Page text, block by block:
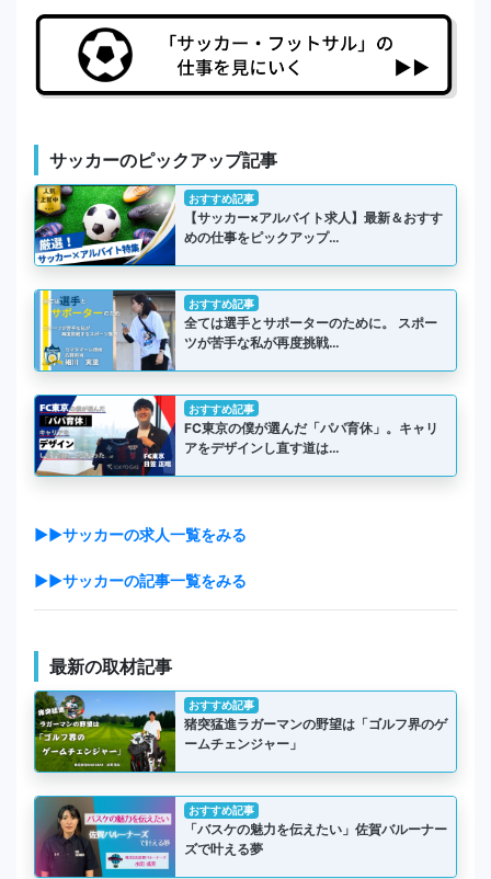
サッカーのピックアップ記事
おすすめ記事
【サッカー×アルバイト求人】最新＆おすす
めの仕事をピックアップ…
おすすめ記事
全ては選手とサポーターのために。 スポー
ツが苦手な私が再度挑戦…
おすすめ記事
FC東京の僕が選んだ「パパ育休」。キャリ
アをデザインし直す道は…
▶▶サッカーの求人一覧をみる
▶▶サッカーの記事一覧をみる
最新の取材記事
おすすめ記事
猪突猛進ラガーマンの野望は「ゴルフ界のゲ
ームチェンジャー」
おすすめ記事
「バスケの魅力を伝えたい」佐賀バルーナー
ズで叶える夢